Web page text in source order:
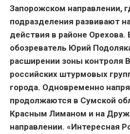
Запорожском направлении,
подразделения развивают
действия в районе Орехова.
обозреватель Юрий
расширении зоны контроля
российских штурмовых
города. Одновременно
продолжаются в Сумской
Красным Лиманом и на
направлении. «Интересная